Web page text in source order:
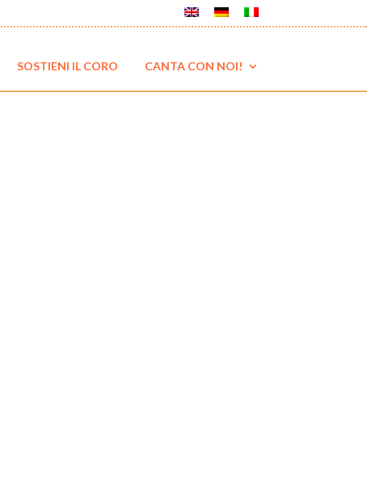
SOSTIENI IL CORO CANTA CON NOI!